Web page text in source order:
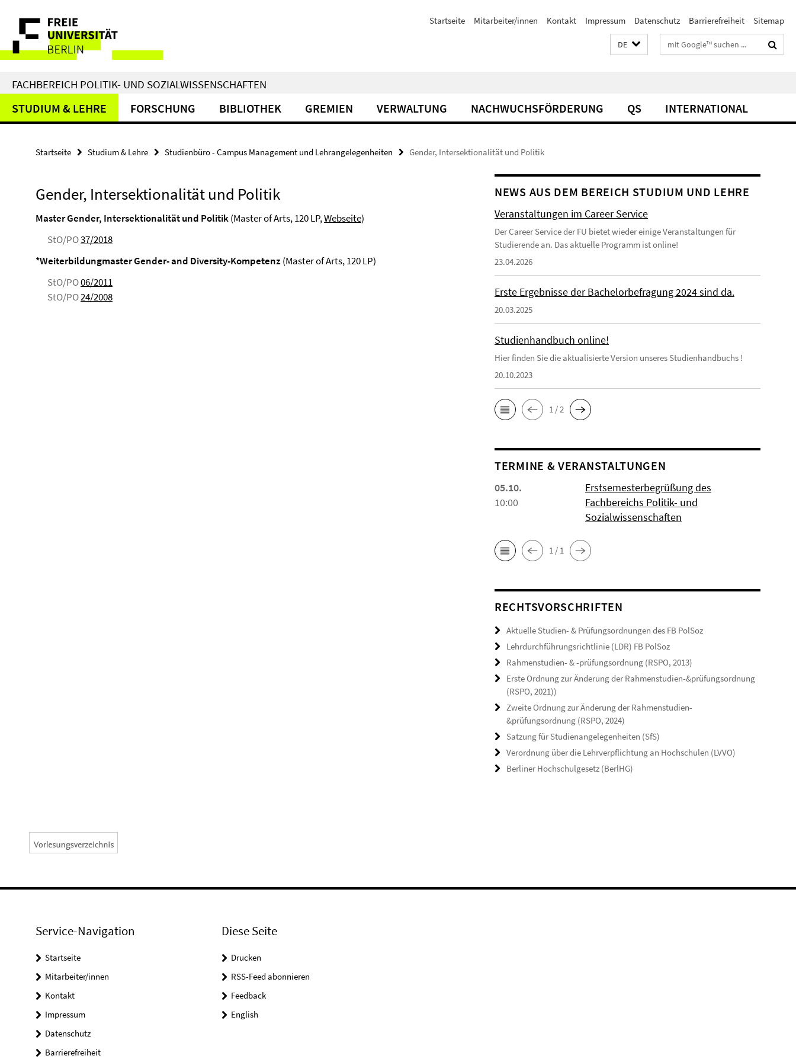
direkt
Inhalt
Service-
Navigation
Startseite Mitarbeiter/innen Kontakt Impressum Datenschutz Barrierefreiheit Sitemap
DE Suchbegriffe
FACHBEREICH POLITIK- UND SOZIALWISSENSCHAFTEN
STUDIUM & LEHRE FORSCHUNG BIBLIOTHEK GREMIEN VERWALTUNG NACHWUCHSFÖRDERUNG QS INTERNATIONAL
Startseite Studium & Lehre Studienbüro - Campus Management und Lehrangelegenheiten Gender, Intersektionalität und Politik
Gender, Intersektionalität und Politik
Master Gender, Intersektionalität und Politik(Master of Arts, 120 LP,Webseite)
StO/PO37/2018
*Weiterbildungmaster Gender- and Diversity-Kompetenz(Master of Arts, 120 LP)
StO/PO06/2011
StO/PO24/2008
NEWS AUS DEM BEREICH STUDIUM UND LEHRE
Veranstaltungen im Career Service
Der Career Service der FU bietet wieder einige Veranstaltungen für
Studierende an. Das aktuelle Programm ist online!
23.04.2026
Erste Ergebnisse der Bachelorbefragung 2024 sind da.
20.03.2025
Studienhandbuch online!
Hier finden Sie die aktualisierte Version unseres Studienhandbuchs !
20.10.2023
1 / 2
TERMINE & VERANSTALTUNGEN
05.10.
10:00
Erstsemesterbegrüßung des
Fachbereichs Politik- und
Sozialwissenschaften
1 / 1
RECHTSVORSCHRIFTEN
Aktuelle Studien- & Prüfungsordnungen des FB PolSoz
Lehrdurchführungsrichtlinie (LDR) FB PolSoz
Rahmenstudien- & -prüfungsordnung (RSPO, 2013)
Erste Ordnung zur Änderung der Rahmenstudien-&prüfungsordnung
(RSPO, 2021))
Zweite Ordnung zur Änderung der Rahmenstudien-
&prüfungsordnung (RSPO, 2024)
Satzung für Studienangelegenheiten (SfS)
Verordnung über die Lehrverpflichtung an Hochschulen (LVVO)
Berliner Hochschulgesetz (BerlHG)
Service-Navigation
Startseite
Mitarbeiter/innen
Kontakt
Impressum
Datenschutz
Barrierefreiheit
Diese Seite
Drucken
RSS-Feed abonnieren
Feedback
English